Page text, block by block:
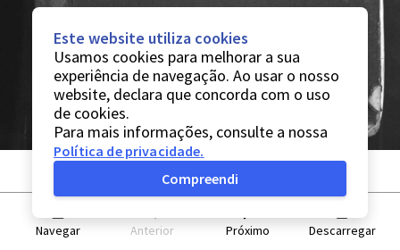
Navegar Anterior Próximo Descarregar
Este website utiliza cookies
Usamos cookies para melhorar a sua
experiência de navegação. Ao usar o nosso
website, declara que concorda com o uso
de cookies.
Para mais informações, consulte a nossa
Política de privacidade.
Compreendi